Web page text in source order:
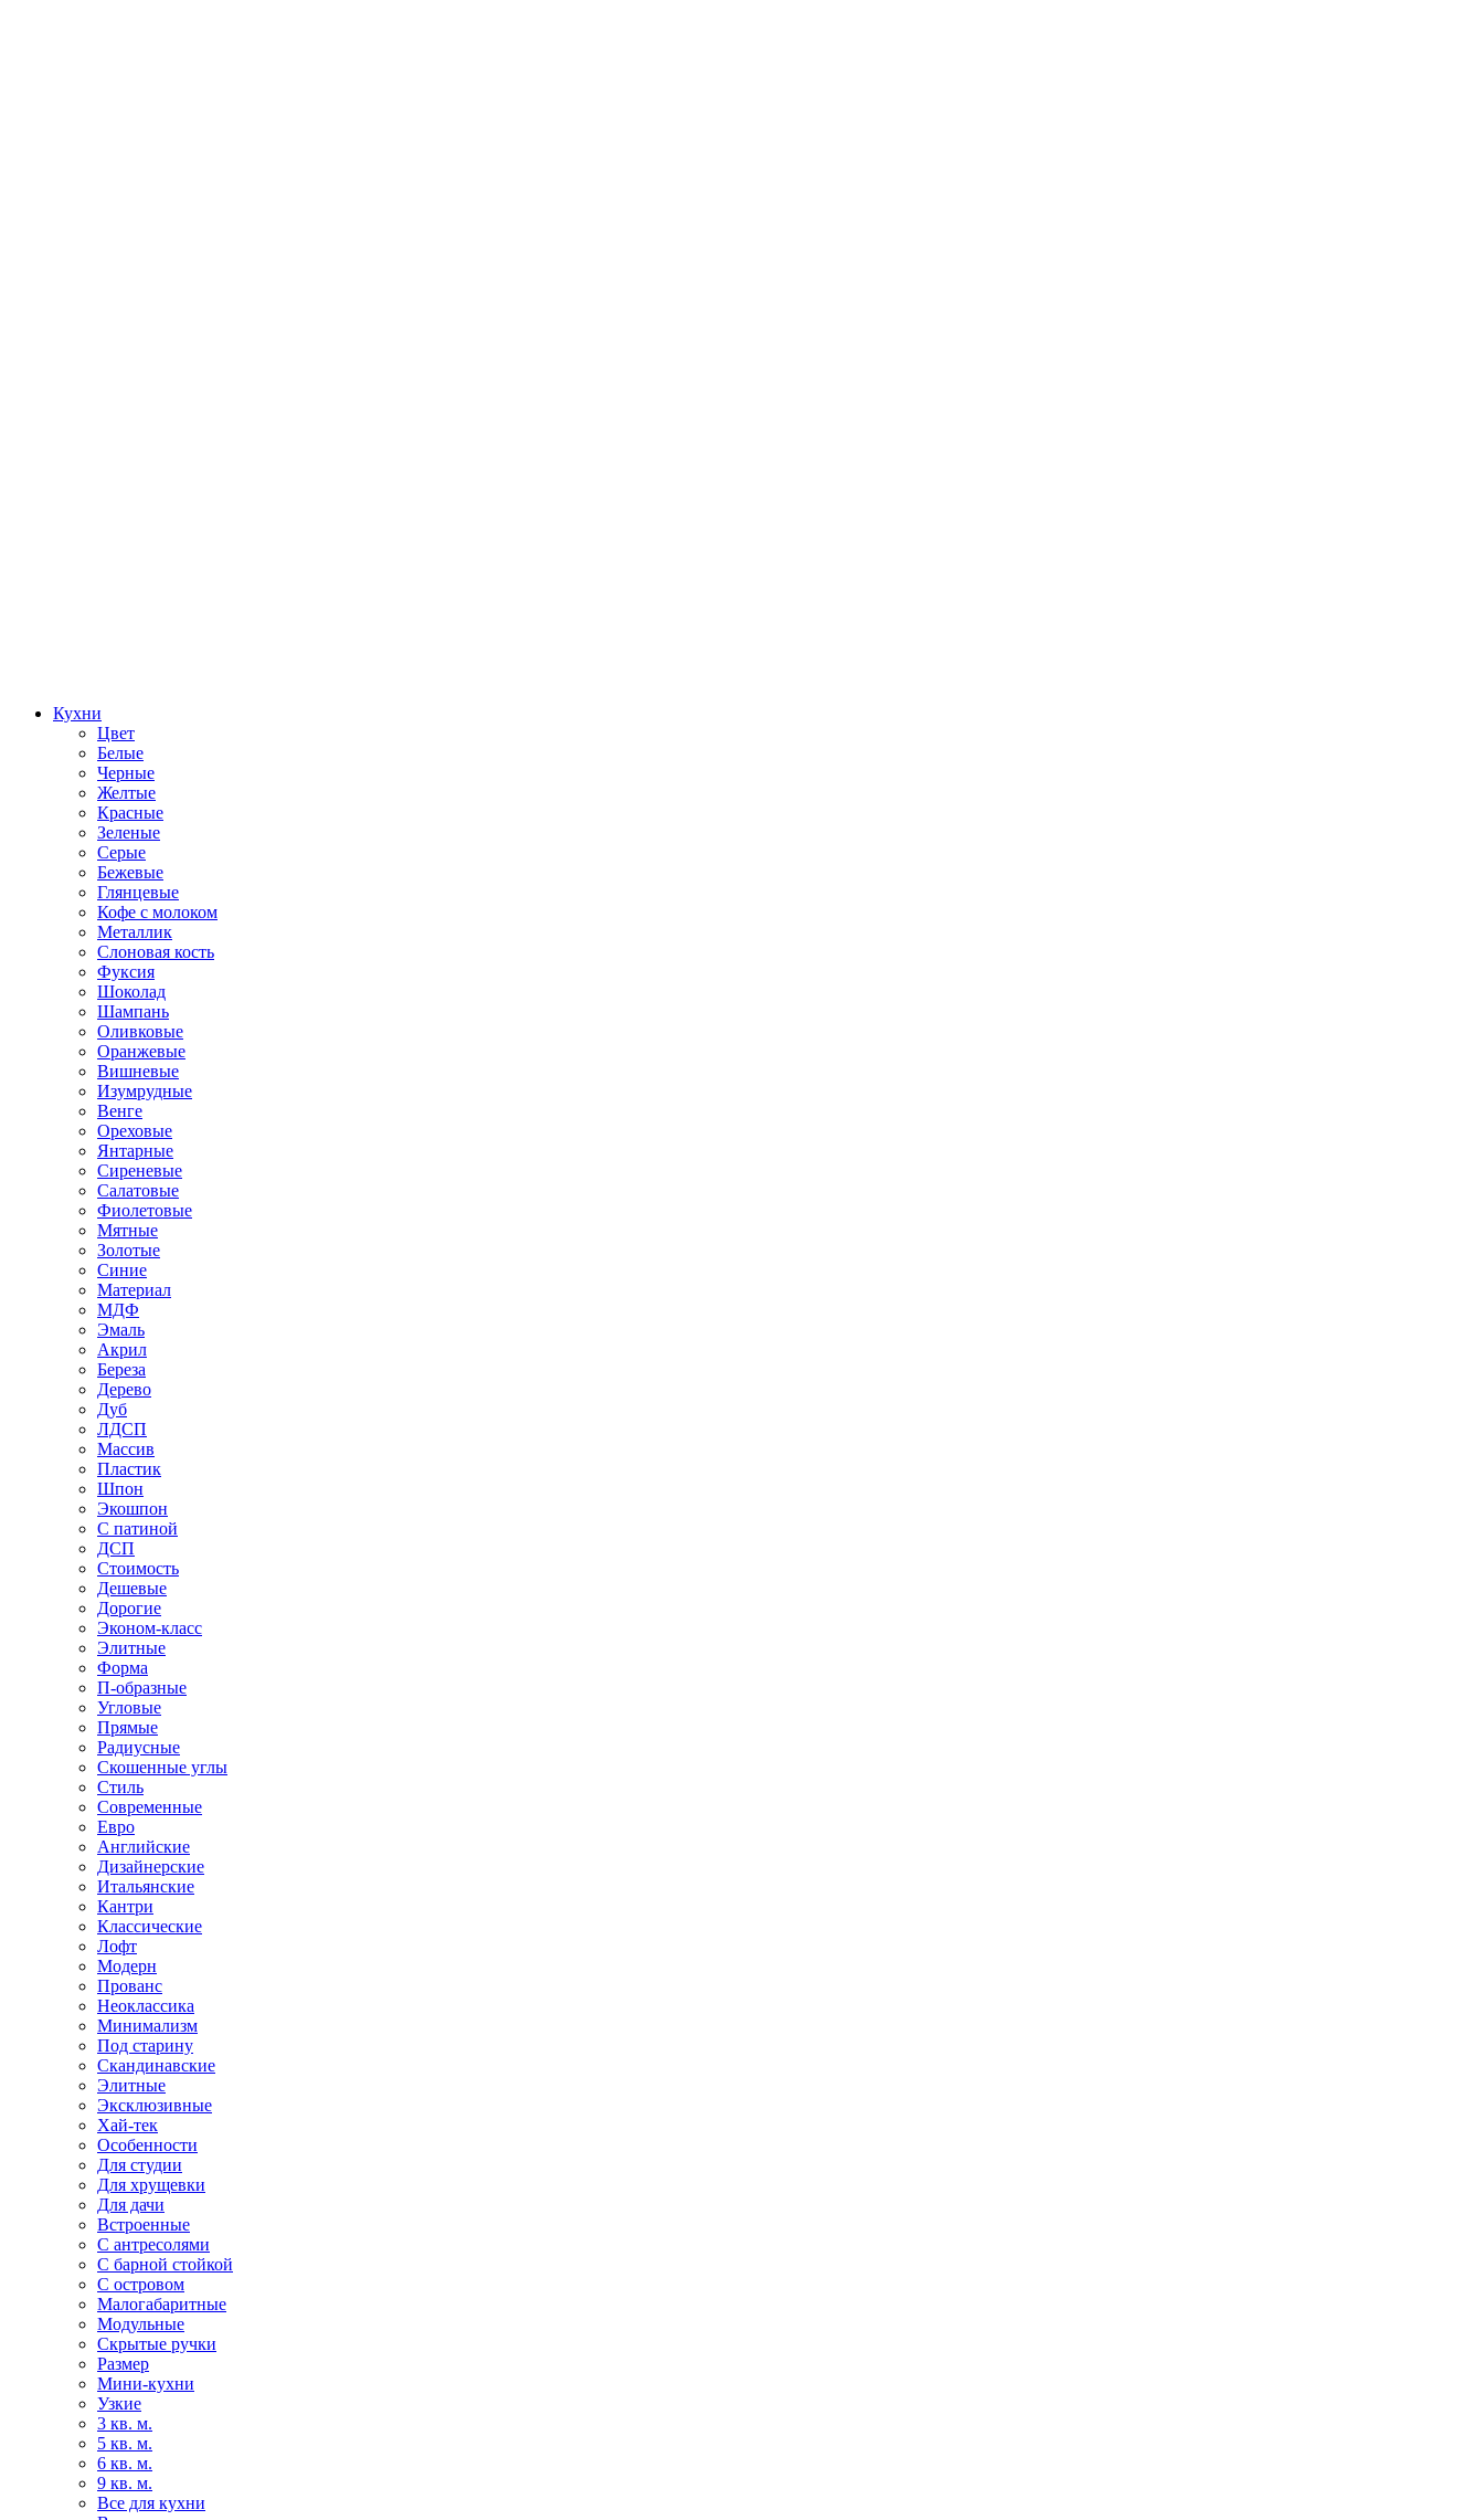
Кухни
Цвет
Белые
Черные
Желтые
Красные
Зеленые
Серые
Бежевые
Глянцевые
Кофе с молоком
Металлик
Слоновая кость
Фуксия
Шоколад
Шампань
Оливковые
Оранжевые
Вишневые
Изумрудные
Венге
Ореховые
Янтарные
Сиреневые
Салатовые
Фиолетовые
Мятные
Золотые
Синие
Материал
МДФ
Эмаль
Акрил
Береза
Дерево
Дуб
ЛДСП
Массив
Пластик
Шпон
Экошпон
С патиной
ДСП
Стоимость
Дешевые
Дорогие
Эконом-класс
Элитные
Форма
П-образные
Угловые
Прямые
Радиусные
Скошенные углы
Стиль
Современные
Евро
Английские
Дизайнерские
Итальянские
Кантри
Классические
Лофт
Модерн
Прованс
Неоклассика
Минимализм
Под старину
Скандинавские
Элитные
Эксклюзивные
Хай-тек
Особенности
Для студии
Для хрущевки
Для дачи
Встроенные
С антресолями
С барной стойкой
С островом
Малогабаритные
Модульные
Скрытые ручки
Размер
Мини-кухни
Узкие
3 кв. м.
5 кв. м.
6 кв. м.
9 кв. м.
Все для кухни